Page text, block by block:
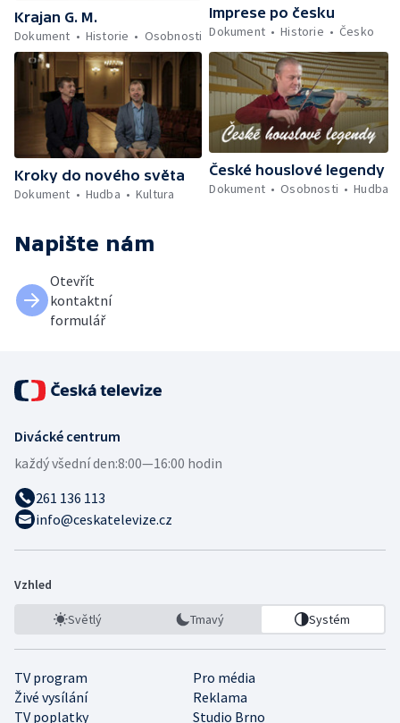
Krajan G. M.
Dokument
Historie Osobnosti
Imprese po česku
Dokument
Historie Česko
Kroky do nového světa
Dokument
Hudba Kultura
České houslové legendy
Dokument
Osobnosti Hudba
Napište nám
Otevřít
kontaktní
formulář
Divácké centrum
každý všední den:8:00—16:00 hodin
261 136 113
info@ceskatelevize.cz
Vzhled
Světlý Tmavý Systém
TV program
Pro média
Živé vysílání
Reklama
TV poplatky
Studio Brno